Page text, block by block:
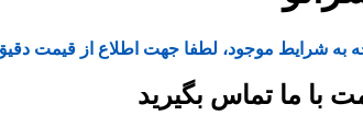
به شرایط موجود، لطفا جهت اطلاع از قیمت
با ما تماس بگیرید